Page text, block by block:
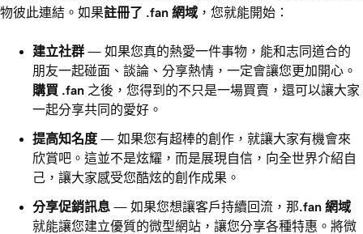
物彼此連結。如果註冊了 .fan 網域 ，您就能開始：
建立社群 — 如果您真的熱愛一件事物，能和志同道合的
朋友一起碰面、談論、分享熱情，一定會讓您更加開心。
購買 .fan 之後，您得到的不只是一場買賣，還可以讓大家
一起分享共同的愛好。
提高知名度 — 如果您有超棒的創作，就讓大家有機會來
欣賞吧。這並不是炫耀，而是展現自信，向全世界介紹自
己，讓大家感受您酷炫的創作成果。
分享促銷訊息 — 如果您想讓客戶持續回流，那.fan 網域
就能讓您建立優質的微型網站，讓您分享各種特惠。將微